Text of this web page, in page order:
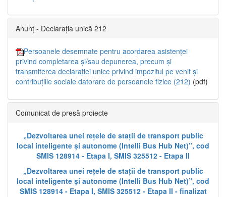
Anunț - Declarația unică 212
Persoanele desemnate pentru acordarea asistenței
privind completarea și/sau depunerea, precum și
transmiterea declarației unice privind impozitul pe venit și
contribuțiile sociale datorare de persoanele fizice (212) (pdf)
Comunicat de presă proiecte
„Dezvoltarea unei rețele de stații de transport public
local inteligente și autonome (Intelli Bus Hub Net)”, cod
SMIS 128914 - Etapa I, SMIS 325512 - Etapa II
„Dezvoltarea unei rețele de stații de transport public
local inteligente și autonome (Intelli Bus Hub Net)”, cod
SMIS 128914 - Etapa I, SMIS 325512 - Etapa II - finalizat